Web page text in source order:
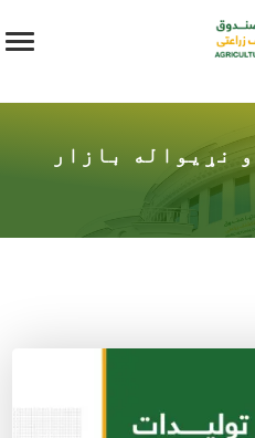
نړیواله بازار